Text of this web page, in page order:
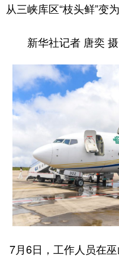
从三峡库区“枝头鲜”变为
新华社记者 唐奕 摄
7月6日，工作人员在